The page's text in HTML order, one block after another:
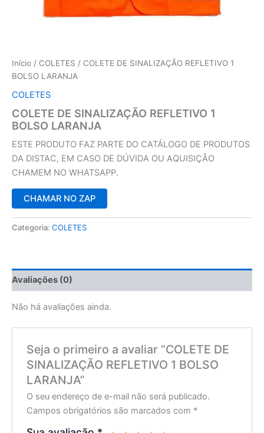
Início / COLETES / COLETE DE SINALIZAÇÃO REFLETIVO 1
BOLSO LARANJA
COLETES
COLETE DE SINALIZAÇÃO REFLETIVO 1
BOLSO LARANJA
ESTE PRODUTO FAZ PARTE DO CATÁLOGO DE PRODUTOS
DA DISTAC, EM CASO DE DÚVIDA OU AQUISIÇÃO
CHAMEM NO WHATSAPP.
CHAMAR NO ZAP
Categoria: COLETES
Avaliações (0)
Não há avaliações ainda.
Seja o primeiro a avaliar “COLETE DE
SINALIZAÇÃO REFLETIVO 1 BOLSO
LARANJA”
O seu endereço de e-mail não será publicado.
Campos obrigatórios são marcados com *